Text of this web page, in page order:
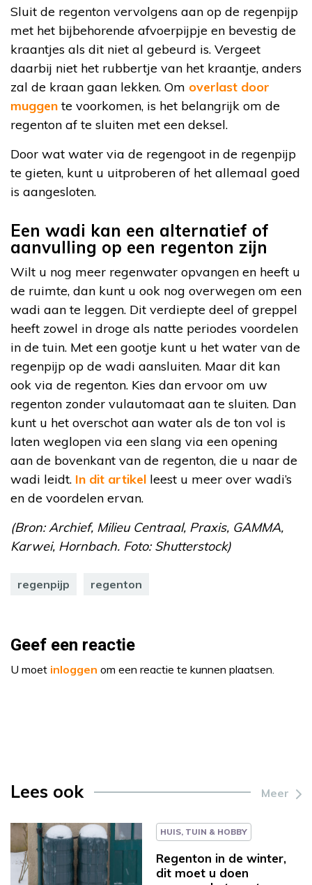
Sluit de regenton vervolgens aan op de regenpijp
met het bijbehorende afvoerpijpje en bevestig de
kraantjes als dit niet al gebeurd is. Vergeet
daarbij niet het rubbertje van het kraantje, anders
zal de kraan gaan lekken. Om overlast door
muggente voorkomen, is het belangrijk om de
regenton af te sluiten met een deksel.
Door wat water via de regengoot in de regenpijp
te gieten, kunt u uitproberen of het allemaal goed
is aangesloten.
Een wadi kan een alternatief of
aanvulling op een regenton zijn
Wilt u nog meer regenwater opvangen en heeft u
de ruimte, dan kunt u ook nog overwegen om een
wadi aan te leggen. Dit verdiepte deel of greppel
heeft zowel in droge als natte periodes voordelen
in de tuin. Met een gootje kunt u het water van de
regenpijp op de wadi aansluiten. Maar dit kan
ook via de regenton. Kies dan ervoor om uw
regenton zonder vulautomaat aan te sluiten. Dan
kunt u het overschot aan water als de ton vol is
laten weglopen via een slang via een opening
aan de bovenkant van de regenton, die u naar de
wadi leidt. In dit artikel leest u meer over wadi’s
en de voordelen ervan.
(Bron: Archief, Milieu Centraal, Praxis, GAMMA,
Karwei, Hornbach. Foto: Shutterstock)
regenpijp regenton
Geef een reactie
U moet inloggen om een reactie te kunnen plaatsen.
Lees ook Meer
HUIS, TUIN & HOBBY
Regenton in de winter,
dit moet u doen